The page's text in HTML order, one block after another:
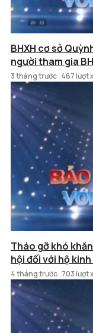
BHXH cơ sở
người tham gia
3 tháng trước 467 lượt
Tháo gỡ khó
hội đối với hộ
4 tháng trước 703 lượt